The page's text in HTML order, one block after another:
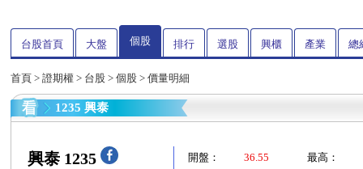
台股首頁 大盤 個股 排行 選股 興櫃 產業 總
首頁 > 證期權 > 台股 > 個股 > 價量明細
1235 興泰
興泰 1235 開盤： 36.55
最高：